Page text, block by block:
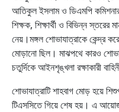
আতিকুল ইসলাম ও ডিএমপি
শিক্ষক, শিক্ষার্থী ও বিভিন্ন
নেয়।মঙ্গল শোভাযাত্রাকে কেন্দ্র
মোড়ানো ছিল। মাঝপথে কারও
চতুর্দিকে আইনশৃঙ্খলা রক্ষাকারী
শোভাযাত্রাটি শাহবাগ মোড় হয়ে
টিএসসিতে গিয়ে শেষ হয়। এ